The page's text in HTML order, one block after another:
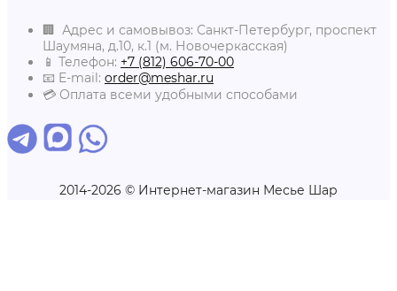
🏢 Адрес и самовывоз: Санкт-Петербург, проспект
Шаумяна, д.10, к.1 (м. Новочеркасская)
📱 Телефон: +7 (812) 606-70-00
📧 E-mail: order@meshar.ru
💳 Оплата всеми удобными способами
2014-2026 © Интернет-магазин Месье Шар